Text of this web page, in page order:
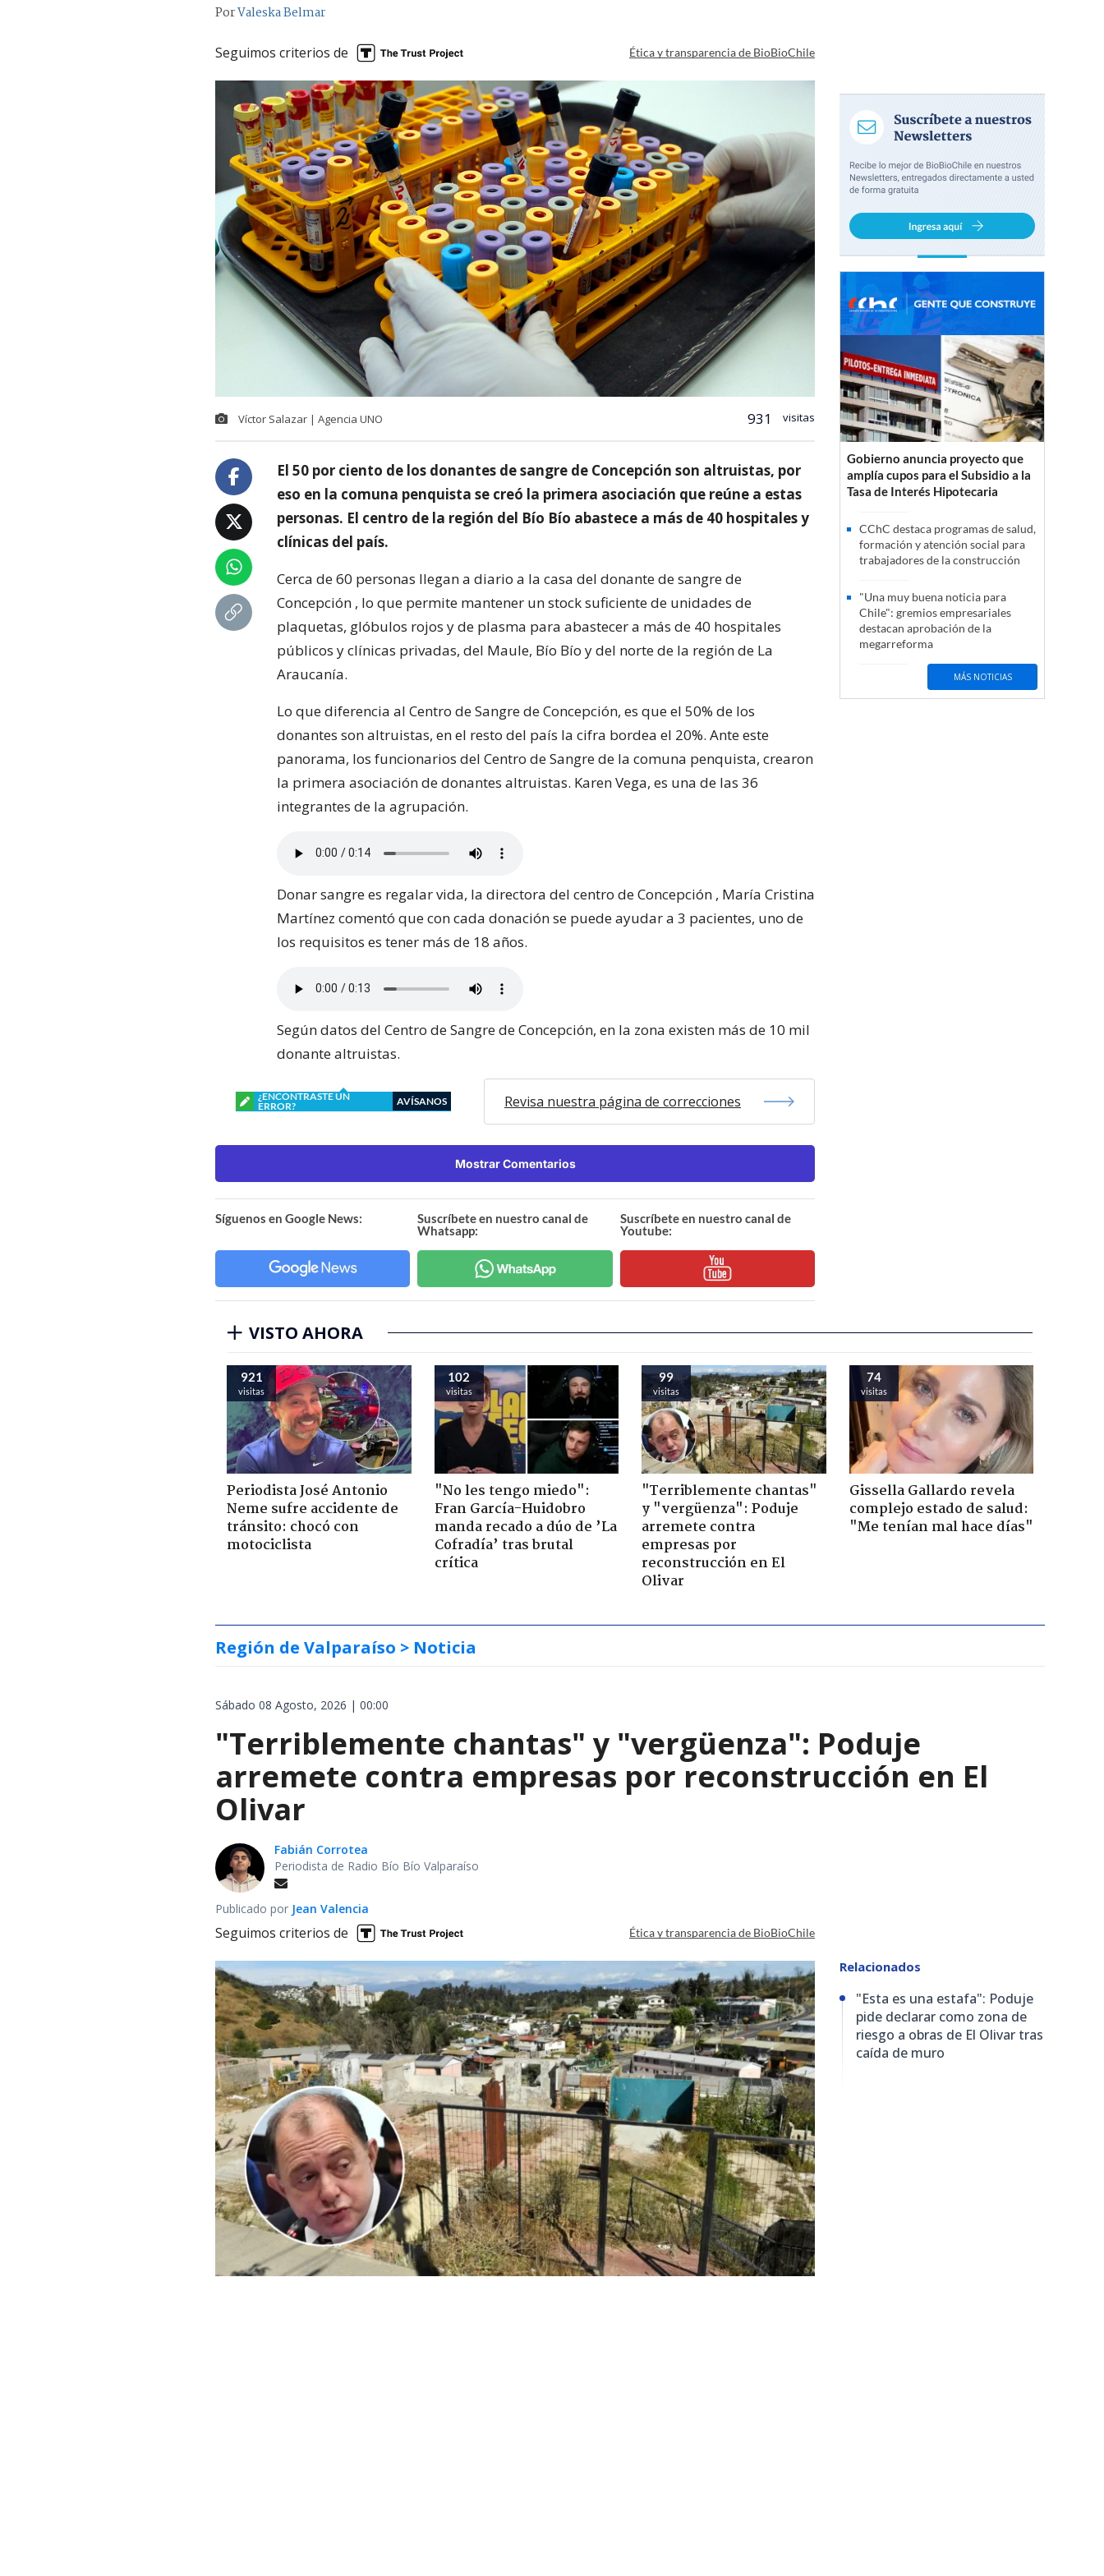
PorValeska Belmar
Seguimos criterios de Ética y transparencia de BioBioChile
Víctor Salazar | Agencia UNO 931 visitas
El 50 por ciento de los donantes de sangre de Concepción son altruistas, por
eso en la comuna penquista se creó la primera asociación que reúne a estas
personas. El centro de la región del Bío Bío abastece a más de 40 hospitales y
clínicas del país.
Cerca de 60 personas llegan a diario a la casa del donante de sangre de
Concepción , lo que permite mantener un stock suficiente de unidades de
plaquetas, glóbulos rojos y de plasma para abastecer a más de 40 hospitales
públicos y clínicas privadas, del Maule, Bío Bío y del norte de la región de La
Araucanía.
Lo que diferencia al Centro de Sangre de Concepción, es que el 50% de los
donantes son altruistas, en el resto del país la cifra bordea el 20%. Ante este
panorama, los funcionarios del Centro de Sangre de la comuna penquista, crearon
la primera asociación de donantes altruistas. Karen Vega, es una de las 36
integrantes de la agrupación.
Donar sangre es regalar vida, la directora del centro de Concepción , María Cristina
Martínez comentó que con cada donación se puede ayudar a 3 pacientes, uno de
los requisitos es tener más de 18 años.
Según datos del Centro de Sangre de Concepción, en la zona existen más de 10 mil
donante altruistas.
¿ENCONTRASTE UN
ERROR?
AVÍSANOS Revisa nuestra página de correcciones
Mostrar Comentarios
Síguenos en Google News:
Suscríbete en nuestro canal de
Whatsapp:
Suscríbete en nuestro canal de
Youtube:
Gobierno anuncia proyecto que
amplía cupos para el Subsidio a la
Tasa de Interés Hipotecaria
CChC destaca programas de salud,
formación y atención social para
trabajadores de la construcción
"Una muy buena noticia para
Chile": gremios empresariales
destacan aprobación de la
megarreforma
MÁS NOTICIAS
VISTO AHORA
921
visitas
Periodista José Antonio
Neme sufre accidente de
tránsito: chocó con
motociclista
102
visitas
"No les tengo miedo":
Fran García-Huidobro
manda recado a dúo de ’La
Cofradía’ tras brutal
crítica
99
visitas
"Terriblemente chantas"
y "vergüenza": Poduje
arremete contra
empresas por
reconstrucción en El
Olivar
74
visitas
Gissella Gallardo revela
complejo estado de salud:
"Me tenían mal hace días"
Región de Valparaíso > Noticia
Sábado 08 Agosto, 2026 | 00:00
"Terriblemente chantas" y "vergüenza": Poduje
arremete contra empresas por reconstrucción en El
Olivar
Fabián Corrotea
Periodista de Radio Bío Bío Valparaíso
Publicado por Jean Valencia
Seguimos criterios de Ética y transparencia de BioBioChile
Relacionados
"Esta es una estafa": Poduje
pide declarar como zona de
riesgo a obras de El Olivar tras
caída de muro